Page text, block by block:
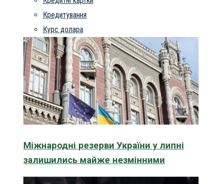
Кредитування
Курс долара
Міжнародні резерви України у липні
залишились майже незмінними